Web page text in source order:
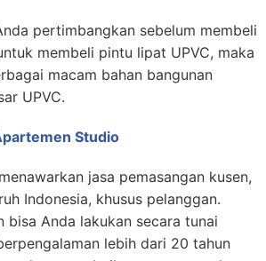
pertimbangkan sebelum membeli
membeli pintu lipat UPVC, maka
macam bahan bangunan
UPVC.
Studio
jasa pemasangan kusen,
Indonesia, khusus pelanggan.
bisa Anda lakukan secara tunai
lebih dari 20 tahun